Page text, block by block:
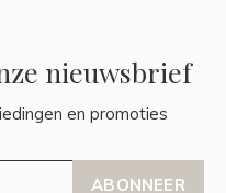
nieuwsbrief
en promoties
ABONNEER